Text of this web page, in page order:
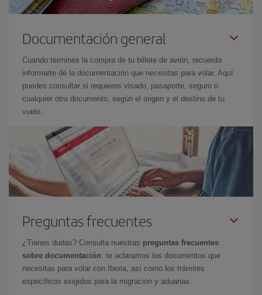
Documentación general
Cuando termines la compra de tu billete de avión, recuerda
informarte de la documentación que necesitas para volar. Aquí
puedes consultar si requieres visado, pasaporte, seguro o
cualquier otro documento, según el origen y el destino de tu
vuelo.
Preguntas frecuentes
¿Tienes dudas? Consulta nuestras preguntas frecuentes
sobre documentación: te aclaramos los documentos que
necesitas para volar con Iberia, así como los trámites
específicos exigidos para la migración y aduanas.